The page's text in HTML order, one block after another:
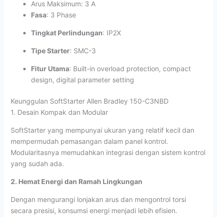
Arus Maksimum: 3 A
Fasa: 3 Phase
Tingkat Perlindungan: IP2X
Tipe Starter: SMC-3
Fitur Utama: Built-in overload protection, compact
design, digital parameter setting
Keunggulan SoftStarter Allen Bradley 150-C3NBD
1. Desain Kompak dan Modular
SoftStarter yang mempunyai ukuran yang relatif kecil dan
mempermudah pemasangan dalam panel kontrol.
Modularitasnya memudahkan integrasi dengan sistem kontrol
yang sudah ada.
2. Hemat Energi dan Ramah Lingkungan
Dengan mengurangi lonjakan arus dan mengontrol torsi
secara presisi, konsumsi energi menjadi lebih efisien.